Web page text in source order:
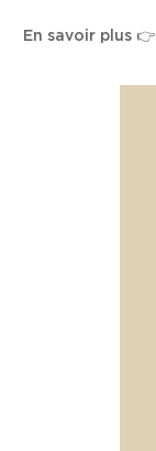
En savoir plus 👉